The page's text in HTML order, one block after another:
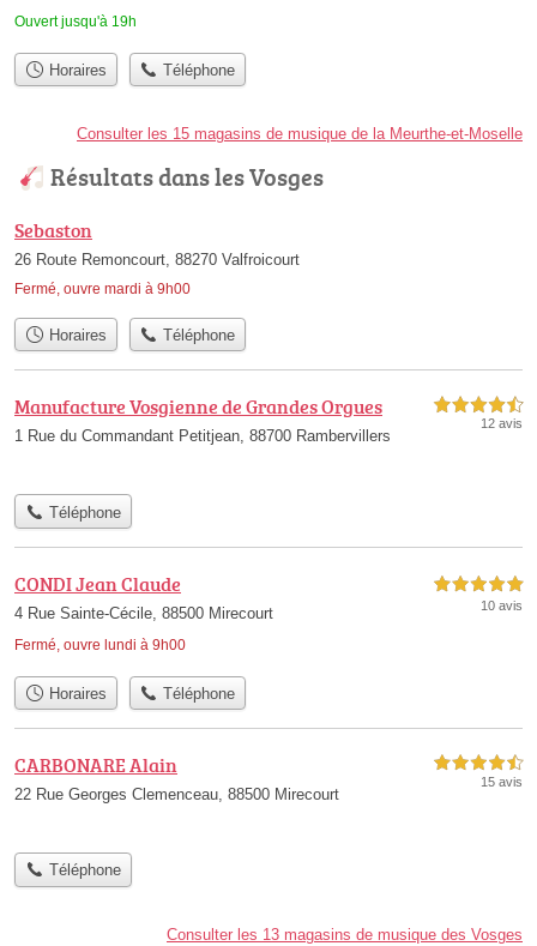
Ouvert jusqu'à 19h
Horaires Téléphone
Consulter les 15 magasins de musique de la Meurthe-et-Moselle
Résultats dans les Vosges
Sebaston
26 Route Remoncourt, 88270 Valfroicourt
Fermé, ouvre mardi à 9h00
Horaires Téléphone
Manufacture Vosgienne de Grandes Orgues
1 Rue du Commandant Petitjean, 88700 Rambervillers
4,5 étoiles sur 5
12 avis
Téléphone
CONDI Jean Claude
4 Rue Sainte-Cécile, 88500 Mirecourt
Fermé, ouvre lundi à 9h00
5,0 étoiles sur 5
10 avis
Horaires Téléphone
CARBONARE Alain
22 Rue Georges Clemenceau, 88500 Mirecourt
4,5 étoiles sur 5
15 avis
Téléphone
Consulter les 13 magasins de musique des Vosges